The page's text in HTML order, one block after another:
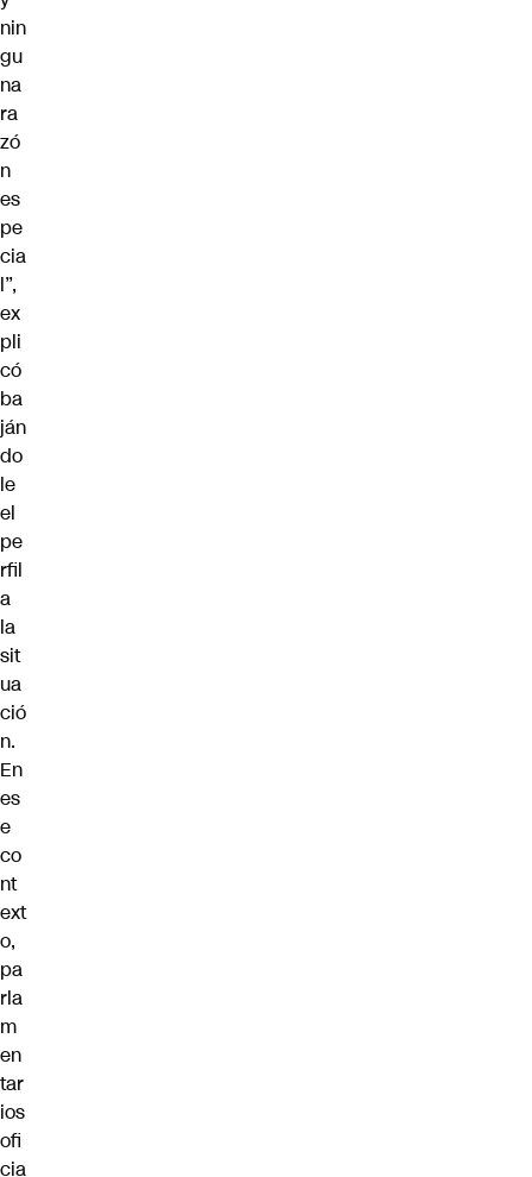
nin
gu
na
ra
zó
n
es
pe
cia
l”,
ex
pli
có
ba
ján
do
le
el
pe
rfil
a
la
sit
ua
ció
n.
En
es
e
co
nt
ext
o,
pa
rla
m
en
tar
ios
ofi
cia